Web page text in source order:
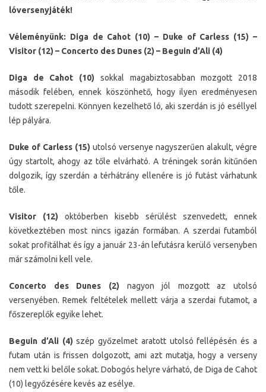
lóversenyjáték!
Véleményünk: Diga de Cahot (10) – Duke of Carless (15) –
Visitor (12) – Concerto des Dunes (2) – Beguin d’Ali (4)
Diga de Cahot (10) sokkal magabiztosabban mozgott 2018
második felében, ennek köszönhető, hogy ilyen eredményesen
tudott szerepelni. Könnyen kezelhető ló, aki szerdán is jó eséllyel
lép pályára.
Duke of Carless (15) utolsó versenye nagyszerűen alakult, végre
úgy startolt, ahogy az tőle elvárható. A tréningek során kitűnően
dolgozik, így szerdán a térhátrány ellenére is jó futást várhatunk
tőle.
Visitor (12) októberben kisebb sérülést szenvedett, ennek
következtében most nincs igazán formában. A szerdai futamból
sokat profitálhat és így a január 23-án lefutásra kerülő versenyben
már számolni kell vele.
Concerto des Dunes (2) nagyon jól mozgott az utolsó
versenyében. Remek feltételek mellett várja a szerdai futamot, a
főszereplők egyike lehet.
Beguin d’Ali (4) szép győzelmet aratott utolsó fellépésén és a
futam után is frissen dolgozott, ami azt mutatja, hogy a verseny
nem vett ki belőle sokat. Dobogós helyre várható, de Diga de Cahot
(10) legyőzésére kevés az esélye.